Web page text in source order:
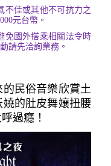
不佳或其他不可抗力之
元台幣。
免國外搭乘相關法令時
請先洽詢業務。
民俗音樂欣賞土
的肚皮舞孃扭腰
過癮！